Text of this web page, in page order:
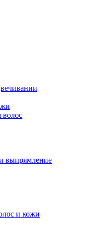
волос
выпрямление
и кожи